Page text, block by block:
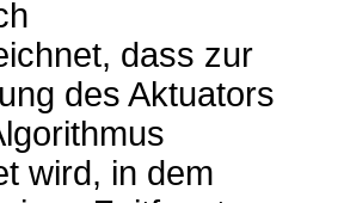
dass zur
des Aktuators
wird, in dem